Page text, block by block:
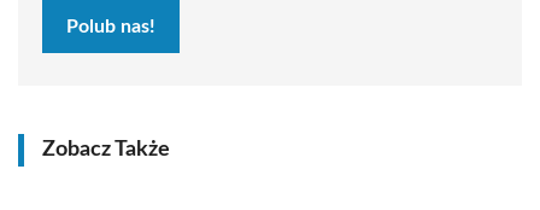
Polub nas!
Zobacz Także